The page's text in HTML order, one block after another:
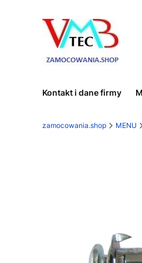
Kontakt i dane firmy
zamocowania.shop MENU